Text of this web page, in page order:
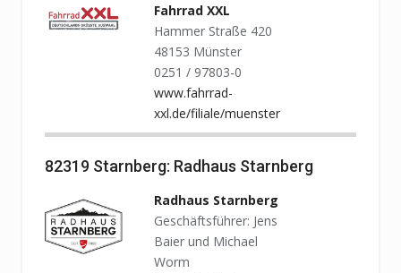
Fahrrad XXL
Hammer Straße 420
48153 Münster
0251 / 97803-0
www.fahrrad-
xxl.de/filiale/muenster
82319 Starnberg: Radhaus Starnberg
Radhaus Starnberg
Geschäftsführer: Jens
Baier und Michael
Worm